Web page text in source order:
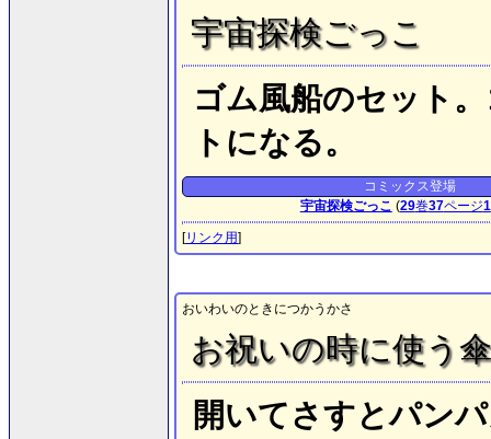
宇宙探検ごっこ
ゴム風船のセット
トになる。
コミックス登場
宇宙探検ごっこ (29巻37ページ1
[リンク用]
おいわいのときにつかうかさ
お祝いの時に使う傘
開いてさすとパン